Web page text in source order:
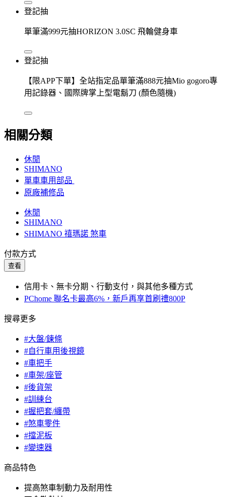
登記抽
單筆滿999元抽HORIZON 3.0SC 飛輪健身車
登記抽
【限APP下單】全站指定品單筆滿888元抽Mio gogoro專
用記錄器、國際牌掌上型電鬍刀 (顏色隨機)
相關分類
休閒
SHIMANO
單車車用部品
原廠補修品
休閒
SHIMANO
SHIMANO 禧瑪諾 煞車
付款方式
查看
信用卡、無卡分期、行動支付，與其他多種方式
PChome 聯名卡最高6%，新戶再享首刷禮800P
搜尋更多
#大盤/鍊條
#自行車用後視鏡
#車把手
#車架/座管
#後貨架
#訓練台
#握把套/纏帶
#煞車零件
#擋泥板
#變速器
商品特色
提高煞車制動力及耐用性